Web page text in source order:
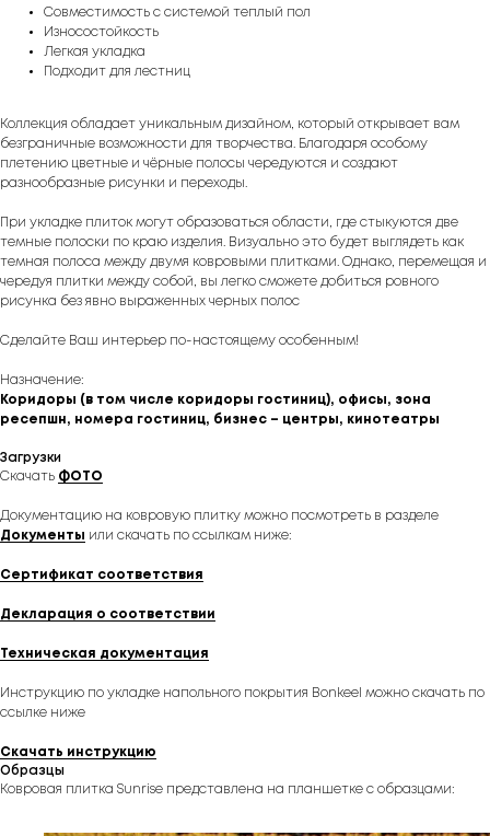
Совместимость с системой теплый пол
Износостойкость
Легкая укладка
Подходит для лестниц
Коллекция обладает уникальным дизайном, который открывает вам
безграничные возможности для творчества. Благодаря особому
плетению цветные и чёрные полосы чередуются и создают
разнообразные рисунки и переходы.
При укладке плиток могут образоваться области, где стыкуются две
темные полоски по краю изделия. Визуально это будет выглядеть как
темная полоса между двумя ковровыми плитками. Однако, перемещая и
чередуя плитки между собой, вы легко сможете добиться ровного
рисунка без явно выраженных черных полос
Сделайте Ваш интерьер по-настоящему особенным!
Назначение:
Коридоры (в том числе коридоры гостиниц), офисы, зона
ресепшн, номера гостиниц, бизнес – центры, кинотеатры
Загрузки
Скачать ФОТО
Документацию на ковровую плитку можно посмотреть в разделе
Документы или скачать по ссылкам ниже:
Сертификат соответствия
Декларация о соответствии
Техническая документация
Инструкцию по укладке напольного покрытия Bonkeel можно скачать по
ссылке ниже
Скачать инструкцию
Образцы
Ковровая плитка Sunrise представлена на планшетке с образцами: